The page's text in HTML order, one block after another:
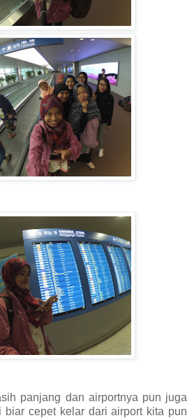
panjang dan airportnya pun juga
biar cepet kelar dari airport kita pun